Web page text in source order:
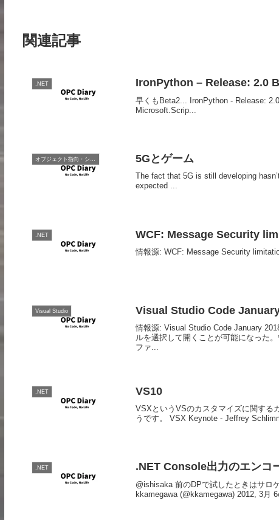
関連記事
.NET IronPython – Release: 2.0
早くもBeta2... IronPython - Release:
Microsoft.Scrip...
オブジェクト指向・システム開発 5Gとゲーム
The fact that 5G is still developing
expected ...
.NET WCF: Message Security
情報源: WCF: Message Security
Visual Studio Visual Studio Code
情報源: Visual Studio Code January
ルを選択して開くことが可能になった
ファ...
.NET VS10
VSXというVSのカスタマイズに関する
うです。 VSX Keynote - Jeffrey
.NET .NET Console出力のエンコ
@ishisaka 前のDPで試したときはサ
kkamegawa (@kkamegawa) 2012, 3月